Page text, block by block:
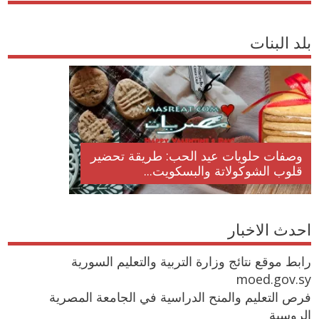
بلد البنات
وصفات حلويات عيد الحب: طريقة تحضير
قلوب الشوكولاتة والبسكويت...
احدث الاخبار
رابط موقع نتائج وزارة التربية والتعليم السورية
moed.gov.sy
فرص التعليم والمنح الدراسية في الجامعة المصرية
الروسية